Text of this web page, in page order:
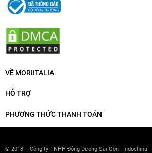
VỀ MORIITALIA
HỖ TRỢ
PHƯƠNG THỨC THANH TOÁN
© 2018 – Công ty TNHH Đông Dương Sài Gòn - Indochina